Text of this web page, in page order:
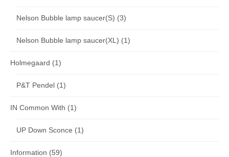
Nelson Bubble lamp saucer(S) (3)
Nelson Bubble lamp saucer(XL) (1)
Holmegaard (1)
P&T Pendel (1)
IN Common With (1)
UP Down Sconce (1)
Information (59)